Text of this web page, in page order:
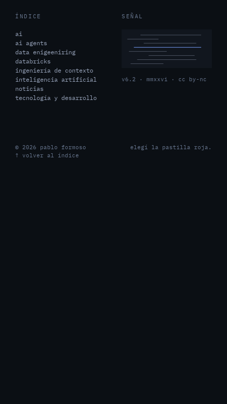
ÍNDICE
ai
ai agents
data enigeeniring
databricks
ingeniería de contexto
inteligencia artificial
noticias
tecnología y desarrollo
SEÑAL
v6.2 · mmxxvi · cc by-nc
© 2026 pablo formoso
elegí la pastilla roja.
↑ volver al índice